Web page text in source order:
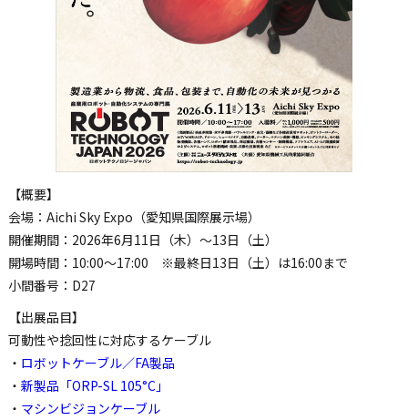
【概要】
会場：Aichi Sky Expo（愛知県国際展示場）
開催期間：2026年6月11日（木）～13日（土）
開場時間：10:00～17:00 ※最終日13日（土）は16:00まで
小間番号：D27
【出展品目】
可動性や捻回性に対応するケーブル
・ ロボットケーブル／FA製品
・ 新製品「ORP-SL 105°C」
・ マシンビジョンケーブル